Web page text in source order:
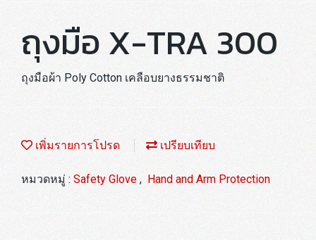
ถุงมือ X-TRA 300
ถุงมือผ้า Poly Cotton เคลือบยางธรรมชาติ
เพิ่มรายการโปรด เปรียบเทียบ
หมวดหมู่ : Safety Glove , Hand and Arm Protection